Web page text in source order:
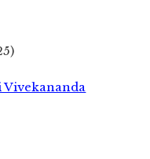
Vivekananda